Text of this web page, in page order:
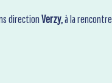
directionVerzy,à la rencontre